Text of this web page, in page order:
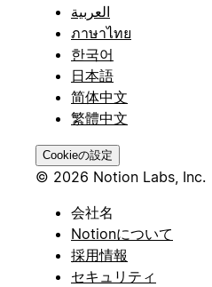
العربية
ภาษาไทย
한국어
日本語
简体中文
繁體中文
Cookieの設定
© 2026 Notion Labs, Inc.
会社名
Notionについて
採用情報
セキュリティ